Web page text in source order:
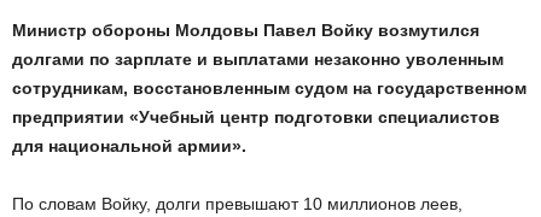
Министр обороны Молдовы Павел Войку возмутился
долгами по зарплате и выплатами незаконно уволенным
сотрудникам, восстановленным судом на государственном
предприятии «Учебный центр подготовки специалистов
для национальной армии».
По словам Войку, долги превышают 10 миллионов леев,